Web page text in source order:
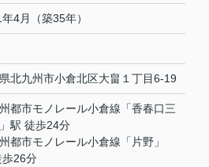
4月（築35年）
北九州市小倉北区大畠 １丁目6-19
都市モノレール小倉線 「香春口三
」駅 徒歩24分
都市モノレール小倉線 「 片野 」
歩26分